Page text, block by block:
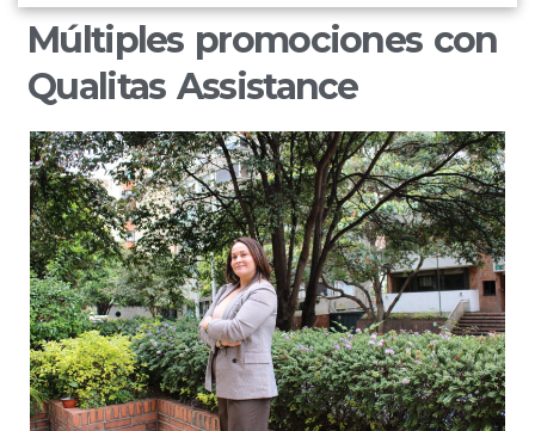
Múltiples promociones con
Qualitas Assistance